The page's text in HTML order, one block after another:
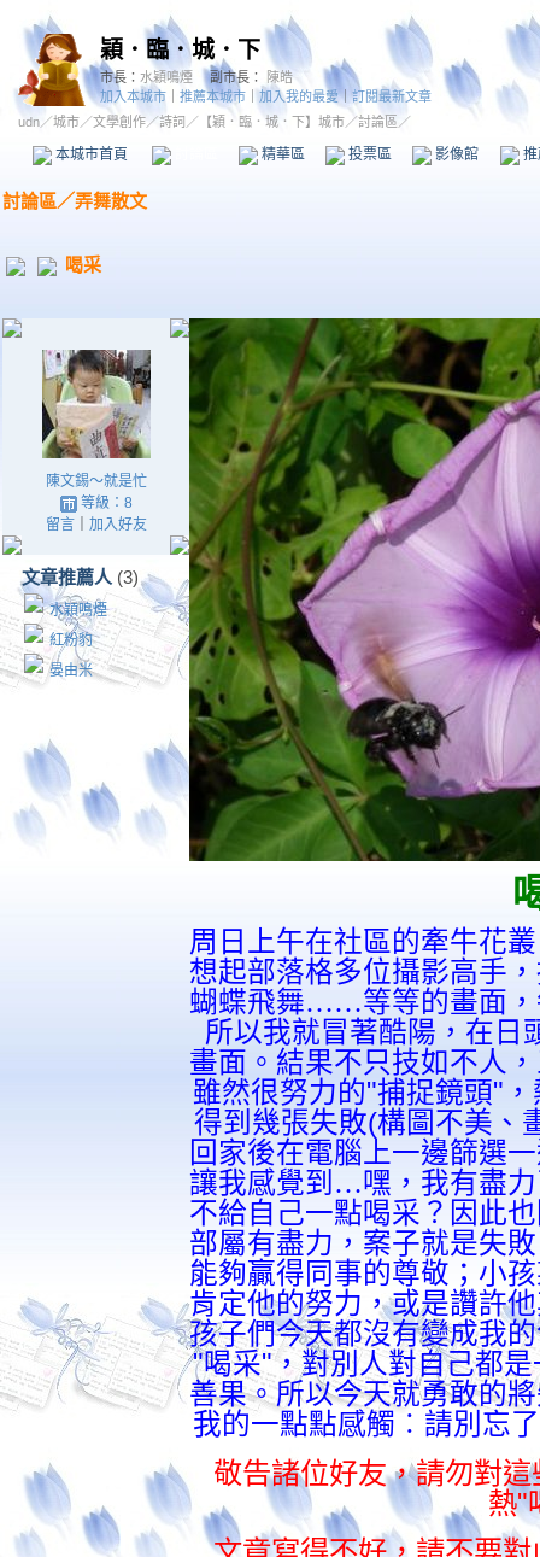
穎．臨．城．下
市長： 水穎鳴煙 副市長：
陳皓
加入本城市
推薦本城市 加入我的最愛｜訂閱最新文章
udn／城市／文學創作／詩詞 ／ 【穎．臨．城．下】城市／討論區／
本城市首頁 精華區 投票區 影像館
討論區／弄舞散文
喝采
陳文錫～就是忙
等級：8
留言｜ 加入好友
文章推薦人 (3)
水穎鳴煙
紅粉豹
晏由米
周日上午在社區的牽牛花
想起部落格多位攝影高手
蝴蝶飛舞……等等的畫面，
所以我就冒著酷陽，在日
畫面。結果不只技如不人
雖然很努力的"捕捉鏡頭"
得到幾張失敗(構圖不美、
回家後在電腦上一邊篩選
讓我感覺到…嘿，我有盡
不給自己一點喝采？因此
部屬有盡力，案子就是失
能夠贏得同事的尊敬；小
肯定他的努力，或是讚許
孩子們今天都沒有變成我
"喝采"，對別人對自己都
善果。所以今天就勇敢的
我的一點點感觸︰請別忘
敬告諸位好友，請勿對
熱"